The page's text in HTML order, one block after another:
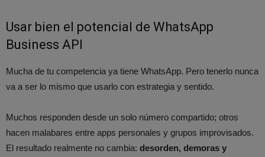
Usar bien el potencial de WhatsApp
Business API
Mucha de tu competencia ya tiene WhatsApp. Pero tenerlo nunca
va a ser lo mismo que usarlo con estrategia y sentido.
Muchos responden desde un solo número compartido; otros
hacen malabares entre apps personales y grupos improvisados.
El resultado realmente no cambia: desorden, demoras y